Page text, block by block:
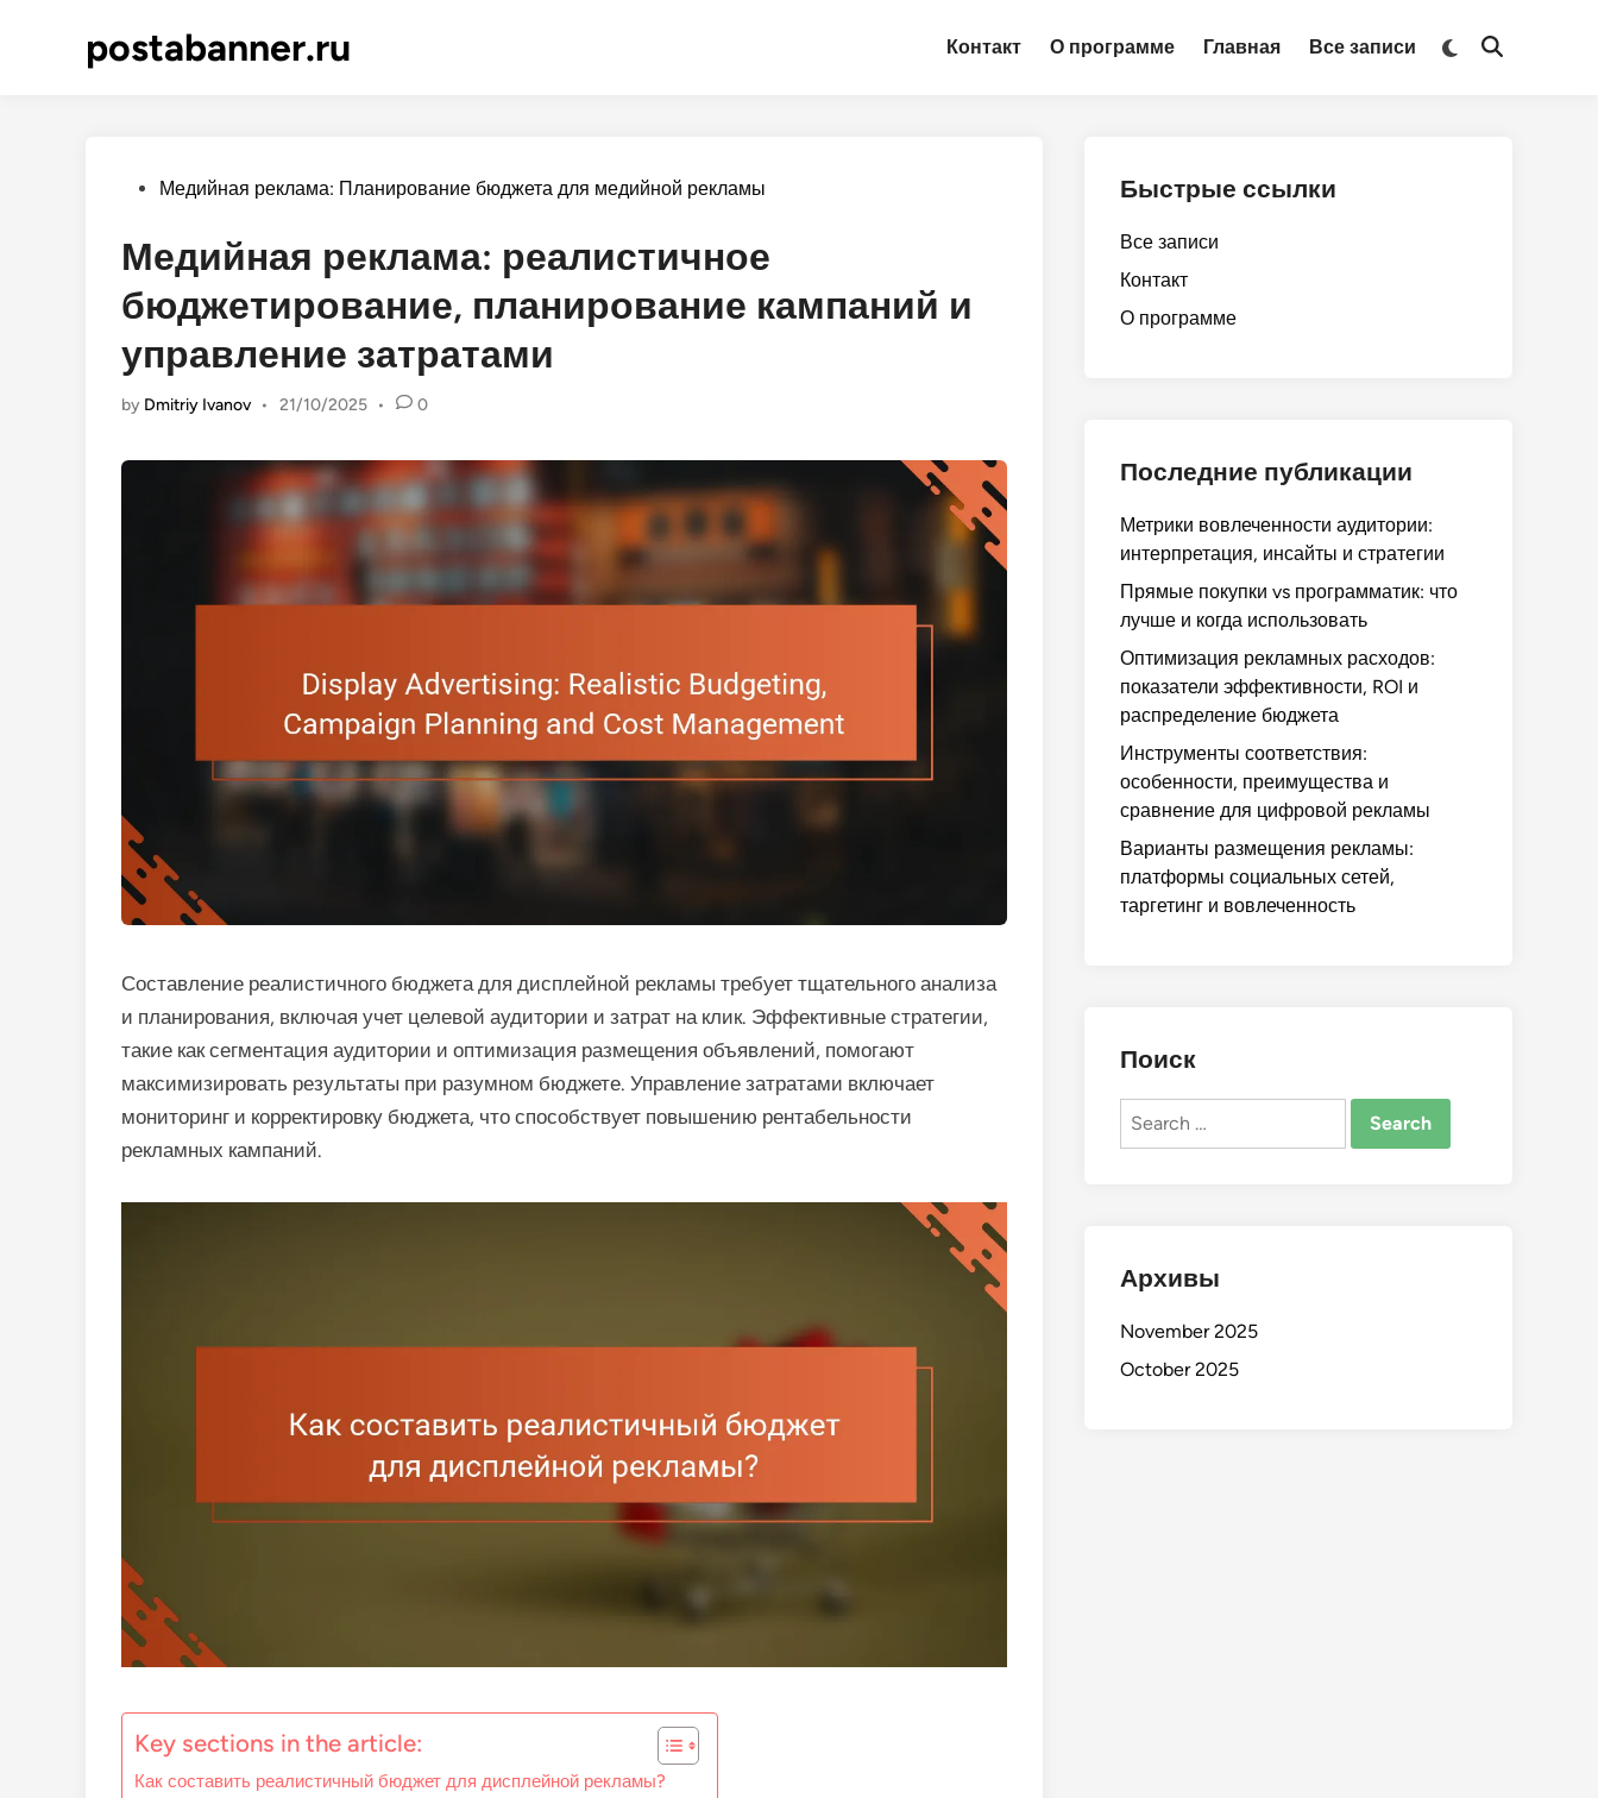
postabanner.ru Контакт О программе Главная Все записи
Switch
Open
PostedМедийная реклама: Планирование бюджета для медийной рекламы
Медийная реклама: реалистичное
бюджетирование, планирование кампаний и
управление затратами
by Dmitriy Ivanov • 21/10/2025 • 0
Составление реалистичного бюджета для дисплейной рекламы требует тщательного анализа
и планирования, включая учет целевой аудитории и затрат на клик. Эффективные стратегии,
такие как сегментация аудитории и оптимизация размещения объявлений, помогают
максимизировать результаты при разумном бюджете. Управление затратами включает
мониторинг и корректировку бюджета, что способствует повышению рентабельности
рекламных кампаний.
Key sections in the article:
Как составить реалистичный бюджет для дисплейной рекламы?
Быстрые ссылки
Все записи
Контакт
О программе
Последние публикации
Метрики вовлеченности аудитории:
интерпретация, инсайты и стратегии
Прямые покупки vs программатик: что
лучше и когда использовать
Оптимизация рекламных расходов:
показатели эффективности, ROI и
распределение бюджета
Инструменты соответствия:
особенности, преимущества и
сравнение для цифровой рекламы
Варианты размещения рекламы:
платформы социальных сетей,
таргетинг и вовлеченность
Поиск
Search
Архивы
November 2025
October 2025